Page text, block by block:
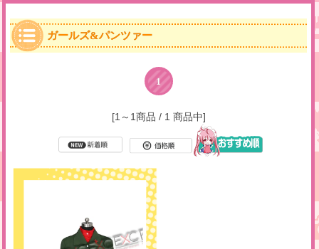
ガールズ&パンツァー
1
[1～1商品 / 1 商品中]